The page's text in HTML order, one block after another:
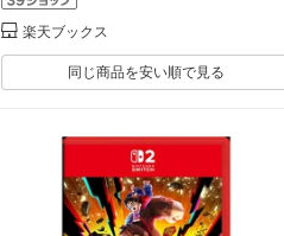
楽天ブックス
同じ商品を安い順で見る